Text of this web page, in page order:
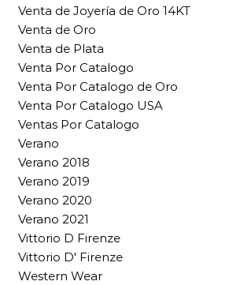
Venta de Joyería de Oro 14KT
Venta de Oro
Venta de Plata
Venta Por Catalogo
Venta Por Catalogo de Oro
Venta Por Catalogo USA
Ventas Por Catalogo
Verano
Verano 2018
Verano 2019
Verano 2020
Verano 2021
Vittorio D Firenze
Vittorio D' Firenze
Western Wear